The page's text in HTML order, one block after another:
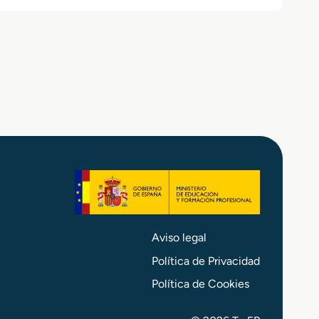
Aviso legal
Política de Privacidad
Política de Cookies